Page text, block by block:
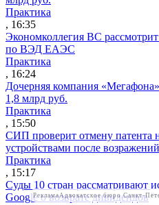
Практика
, 16:35
Экономколлегия ВС
по ВЭД ЕАЭС
Практика
, 16:24
Дочерняя компания
1,8 млрд руб.
Практика
, 15:50
СИП проверит отмену патента
устройствами после
Практика
, 15:17
Суды 10 стран рассматривают
Google о возврате дивидендов
РекламаАдвокатское бюро Санкт-